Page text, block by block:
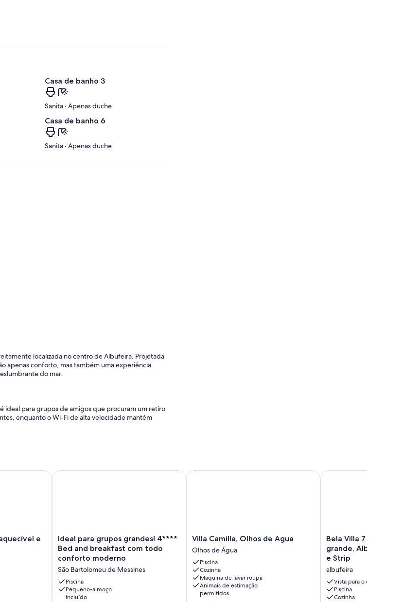
Casa de banho 3
Sanita · Apenas duche
Casa de banho 6
Sanita · Apenas duche
localizada no centro de Albufeira. Projetada
apenas conforto, mas também uma experiência
do mar.
ideal para grupos de amigos que procuram um retiro
enquanto o Wi-Fi de alta velocidade mantém
Albufeira, esta moradia oferece a combinação
na varanda, desfrutando de momentos
Estamos ansiosos por recebê-lo neste alojamento
mar se torna parte de uma experiência única em
parque infantil.
e
e BBQ
Ideal
para
grupos
grandes!
4****
Bed
and
breakfast
Ideal para grupos grandes! 4****
Bed and breakfast com todo
conforto moderno
São Bartolomeu de Messines
Piscina
Pequeno-almoço
incluído
Ideal para grupos grandes! 4**** Bed and breakfast com todo conforto moderno
Villa
Camilla,
Olhos
de
Agua
Olhos
de
Água
Villa Camilla, Olhos de Agua
Olhos de Água
Piscina
Cozinha
Máquina de lavar roupa
Animais de estimação
permitidos
Villa Camilla, Olhos de Agua
Bela
Villa
7
quartos
Torre,
piscina
grande,
Albufeira,
Bela Villa 7 quartos
grande, Albufeira,
e Strip
albufeira
Vista para o oceano
Piscina
Cozinha
Bela Villa 7 quartos